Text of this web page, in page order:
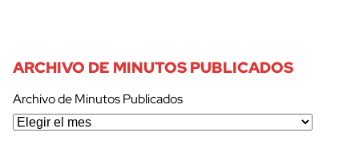
ARCHIVO DE MINUTOS PUBLICADOS
Archivo de Minutos Publicados